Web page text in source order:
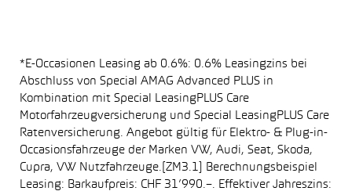
*E-Occasionen Leasing ab 0.6%: 0.6% Leasingzins bei
Abschluss von Special AMAG Advanced PLUS in
Kombination mit Special LeasingPLUS Care
Motorfahrzeugversicherung und Special LeasingPLUS Care
Ratenversicherung. Angebot gültig für Elektro- & Plug-in-
Occasionsfahrzeuge der Marken VW, Audi, Seat, Skoda,
Cupra, VW Nutzfahrzeuge.[ZM3.1] Berechnungsbeispiel
Leasing: Barkaufpreis: CHF 31’990.–. Effektiver Jahreszins: